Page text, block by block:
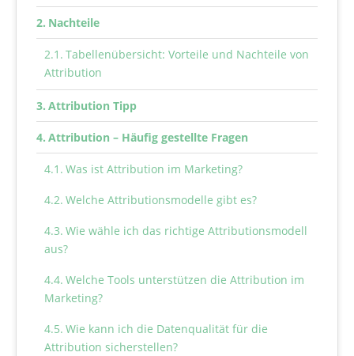
Nachteile
Tabellenübersicht: Vorteile und Nachteile von
Attribution
Attribution Tipp
Attribution – Häufig gestellte Fragen
Was ist Attribution im Marketing?
Welche Attributionsmodelle gibt es?
Wie wähle ich das richtige Attributionsmodell
aus?
Welche Tools unterstützen die Attribution im
Marketing?
Wie kann ich die Datenqualität für die
Attribution sicherstellen?